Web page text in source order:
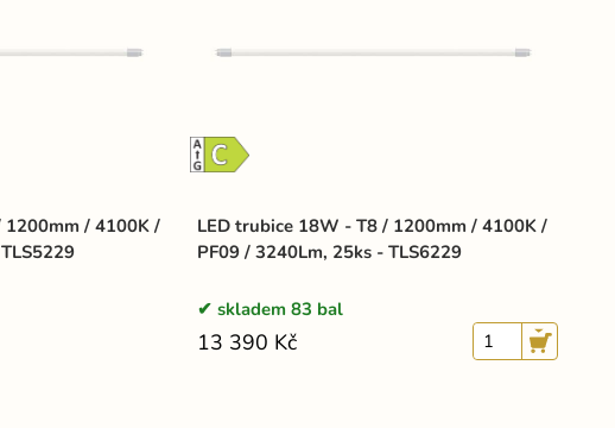
/ 4100K /
LED trubice 18W - T8 / 1200mm / 4100K /
PF09 / 3240Lm, 25ks - TLS6229
skladem 83 bal
13 390 Kč